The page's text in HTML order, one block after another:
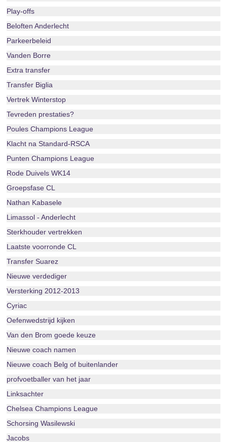
Play-offs
Beloften Anderlecht
Parkeerbeleid
Vanden Borre
Extra transfer
Transfer Biglia
Vertrek Winterstop
Tevreden prestaties?
Poules Champions League
Klacht na Standard-RSCA
Punten Champions League
Rode Duivels WK14
Groepsfase CL
Nathan Kabasele
Limassol - Anderlecht
Sterkhouder vertrekken
Laatste voorronde CL
Transfer Suarez
Nieuwe verdediger
Versterking 2012-2013
Cyriac
Oefenwedstrijd kijken
Van den Brom goede keuze
Nieuwe coach namen
Nieuwe coach Belg of buitenlander
profvoetballer van het jaar
Linksachter
Chelsea Champions League
Schorsing Wasilewski
Jacobs